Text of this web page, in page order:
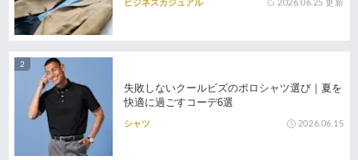
ビジネスカジュアル 2026.06.25 更新
失敗しないクールビズのポロシャツ選び｜夏を
快適に過ごすコーデ6選
シャツ 2026.06.15